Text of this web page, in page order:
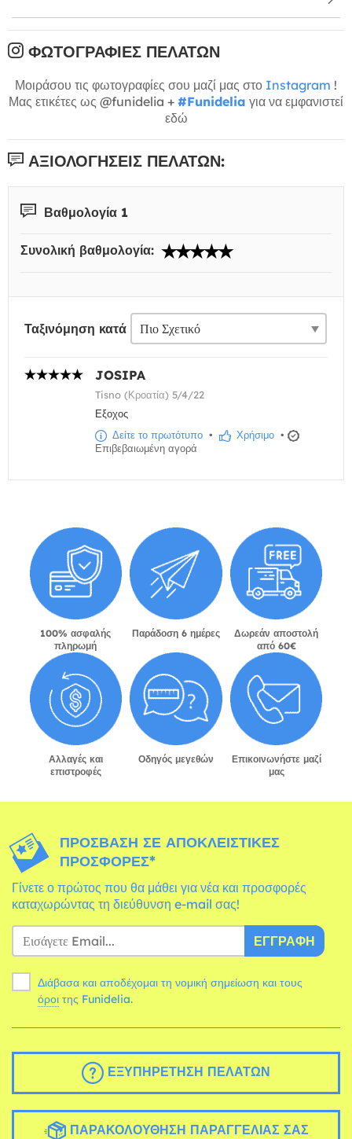
ΦΩΤΟΓΡΑΦΊΕΣ ΠΕΛΑΤΏΝ
Μοιράσου τις φωτογραφίες σου μαζί μας στο Instagram !
Μας ετικέτες ως @funidelia + #Funidelia για να εμφανιστεί
εδώ
ΑΞΙΟΛΟΓΉΣΕΙΣ ΠΕΛΑΤΏΝ:
Βαθμολογία 1
Συνολική βαθμολογία:
Ταξινόμηση κατά
JOSIPA
Tisno (Κροατία) 5/4/22
Εξοχος
Δείτε το πρωτότυπο • Χρήσιμο •
Επιβεβαιωμένη αγορά
100% ασφαλής
πληρωμή
Παράδοση 6 ημέρες
Δωρεάν αποστολή
από 60€
Αλλαγές και
επιστροφές
Οδηγός μεγεθών
Επικοινωνήστε μαζί
μας
ΠΡΌΣΒΑΣΗ ΣΕ ΑΠΟΚΛΕΙΣΤΙΚΈΣ
ΠΡΟΣΦΟΡΈΣ*
Γίνετε ο πρώτος που θα μάθει για νέα και προσφορές
καταχωρώντας τη διεύθυνση e-mail σας!
ΕΓΓΡΑΦΉ
Διάβασα και αποδέχομαι τη νομική σημείωση και τους
όροι της Funidelia.
ΕΞΥΠΗΡΈΤΗΣΗ ΠΕΛΑΤΏΝ
ΠΑΡΑΚΟΛΟΎΘΗΣΗ ΠΑΡΑΓΓΕΛΊΑΣ ΣΑΣ